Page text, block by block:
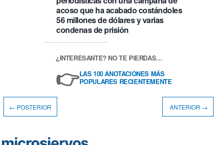
acoso que ha acabado costándoles
56 millones de dólares y varias
condenas de prisión
¿INTERESANTE? NO TE PIERDAS…
👉LAS 100 ANOTACIONES MÁS
POPULARES RECIENTEMENTE
← POSTERIOR ANTERIOR →